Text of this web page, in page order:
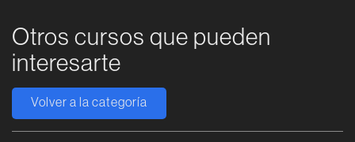
Otros cursos que pueden
interesarte
Volver a la categoría